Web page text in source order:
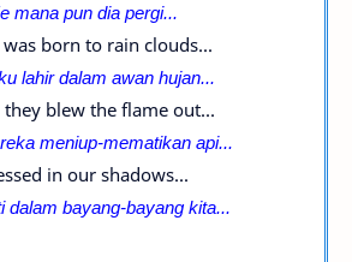
mana pun dia pergi...
born to rain clouds...
lahir dalam awan hujan...
they blew the flame out...
meniup-mematikan api...
in our shadows...
dalam bayang-bayang kita...